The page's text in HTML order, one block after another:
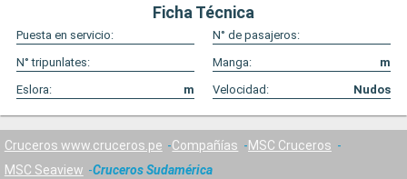
Ficha Técnica
Puesta en servicio:
N° de pasajeros:
N° tripunlates:
Manga:
m
Eslora:
m Velocidad: Nudos
Cruceros www.cruceros.pe Compañías
MSC Cruceros
MSC Seaview
Cruceros Sudamérica